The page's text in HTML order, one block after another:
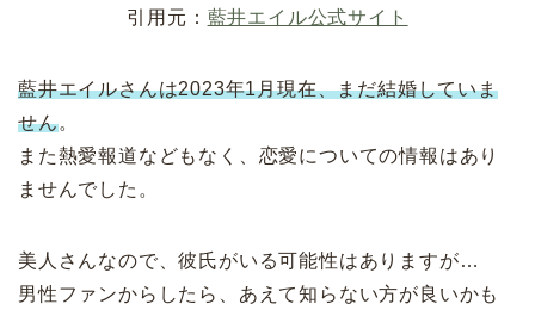
引用元： 藍井エイル公式サイト
藍井エイルさんは2023年1月現在、まだ結婚していま
せん。
また熱愛報道などもなく、恋愛についての情報はあり
ませんでした。
美人さんなので、彼氏がいる可能性はありますが…
男性ファンからしたら、あえて知らない方が良いかも